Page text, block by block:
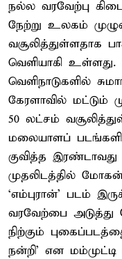
நல்ல வரவேற்பு
நேற்று உலகம்
வெளியாகி உள்ளது.
வெளிநாடுகளில்
கேரளாவில் மட்டும்
50 லட்சம்
மலையாளப்
குவித்த
முதலிடத்தில்
‘எம்புரான்’ படம்
வரவேற்பை
நிற்கும்
நன்றி’ என மம்முட்டி